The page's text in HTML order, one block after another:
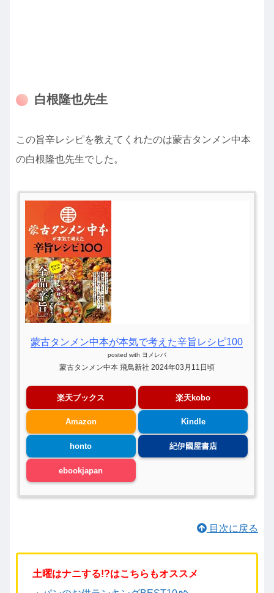
白根隆也先生
この旨辛レシピを教えてくれたのは蒙古タンメン中本
の白根隆也先生でした。
蒙古タンメン中本が本気で考えた辛旨レシピ100
posted with ヨメレバ
蒙古タンメン中本 飛鳥新社 2024年03月11日頃
楽天ブックス 楽天kobo
Amazon Kindle
honto 紀伊國屋書店
ebookjapan
目次に戻る
土曜はナニする!?はこちらもオススメ